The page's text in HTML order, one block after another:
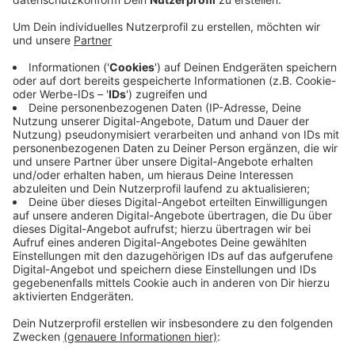
Ein 30-jähriger Mann hat am Dienstagmorgen zwei
Beamte fanden die beiden Tiere in einer Tasche vor
dem Seiteneingang. Auf Videoaufnahmen konnten sie
sehen, wie der mutmaßliche Besitzer sie dort
abgestellt hatte und anschließend nervös durch den
Bahnhof lief.
Die Polizei brachte die Katzen ins Aachener Tierheim.
Der Mann wurde wenig später im Bahnhof angetroffen
– gegen ihn wird jetzt wegen Verstoßes gegen das
Tierschutzgesetz ermittelt.
Anzeige